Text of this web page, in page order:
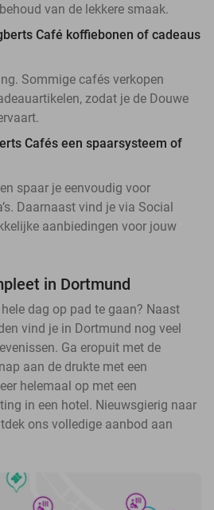
van de lekkere smaak.
Café koffiebonen of cadeaus
Sommige cafés verkopen
zodat je de Douwe
Cafés een spaarsysteem of
spaar je eenvoudig voor
Daarnaast vind je via Social
aanbiedingen voor jouw
in Dortmund
dag op pad te gaan? Naast
vind je in Dortmund nog veel
Ga eropuit met de
aan de drukte met een
helemaal op met een
in een hotel. Nieuwsgierig naar
ons volledige aanbod aan